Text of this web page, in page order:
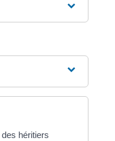
héritiers